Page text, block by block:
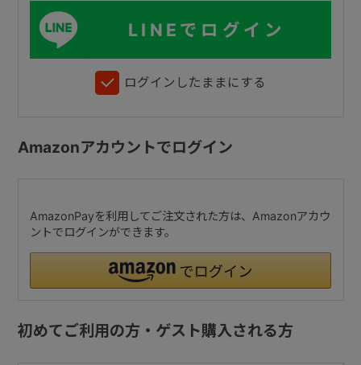
LINEでログイン
ログインしたままにする
Amazonアカウントでログイン
AmazonPayを利用してご注文された方は、Amazonアカウ
ントでログインができます。
初めてご利用の方・ゲスト購入される方